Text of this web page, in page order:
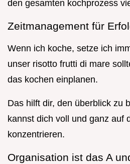
den gesamten kochprozess
Zeitmanagement für
Wenn ich koche, setze ich
unser risotto frutti di mare
das kochen einplanen.
Das hilft dir, den überblick zu
kannst dich voll und ganz auf
konzentrieren.
Organisation ist das A